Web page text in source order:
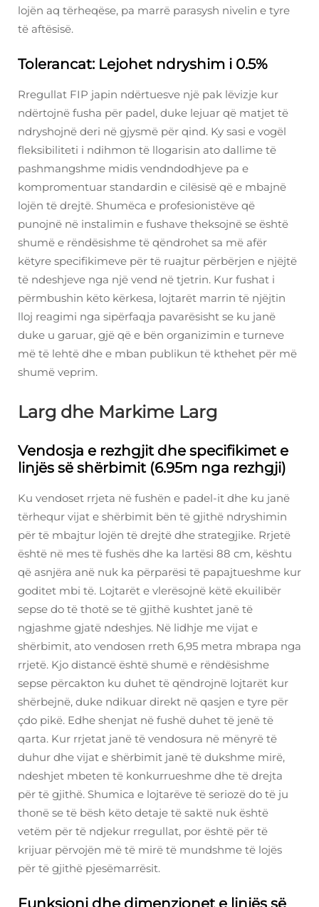
lojën aq tërheqëse, pa marrë parasysh nivelin e tyre
të aftësisë.
Tolerancat: Lejohet ndryshim i 0.5%
Rregullat FIP japin ndërtuesve një pak lëvizje kur
ndërtojnë fusha për padel, duke lejuar që matjet të
ndryshojnë deri në gjysmë për qind. Ky sasi e vogël
fleksibiliteti i ndihmon të llogarisin ato dallime të
pashmangshme midis vendndodhjeve pa e
kompromentuar standardin e cilësisë që e mbajnë
lojën të drejtë. Shumëca e profesionistëve që
punojnë në instalimin e fushave theksojnë se është
shumë e rëndësishme të qëndrohet sa më afër
këtyre specifikimeve për të ruajtur përbërjen e njëjtë
të ndeshjeve nga një vend në tjetrin. Kur fushat i
përmbushin këto kërkesa, lojtarët marrin të njëjtin
lloj reagimi nga sipërfaqja pavarësisht se ku janë
duke u garuar, gjë që e bën organizimin e turneve
më të lehtë dhe e mban publikun të kthehet për më
shumë veprim.
Larg dhe Markime Larg
Vendosja e rezhgjit dhe specifikimet e
linjës së shërbimit (6.95m nga rezhgji)
Ku vendoset rrjeta në fushën e padel-it dhe ku janë
tërhequr vijat e shërbimit bën të gjithë ndryshimin
për të mbajtur lojën të drejtë dhe strategjike. Rrjetë
është në mes të fushës dhe ka lartësi 88 cm, kështu
që asnjëra anë nuk ka përparësi të papajtueshme kur
goditet mbi të. Lojtarët e vlerësojnë këtë ekuilibër
sepse do të thotë se të gjithë kushtet janë të
ngjashme gjatë ndeshjes. Në lidhje me vijat e
shërbimit, ato vendosen rreth 6,95 metra mbrapa nga
rrjetë. Kjo distancë është shumë e rëndësishme
sepse përcakton ku duhet të qëndrojnë lojtarët kur
shërbejnë, duke ndikuar direkt në qasjen e tyre për
çdo pikë. Edhe shenjat në fushë duhet të jenë të
qarta. Kur rrjetat janë të vendosura në mënyrë të
duhur dhe vijat e shërbimit janë të dukshme mirë,
ndeshjet mbeten të konkurrueshme dhe të drejta
për të gjithë. Shumica e lojtarëve të seriozë do të ju
thonë se të bësh këto detaje të saktë nuk është
vetëm për të ndjekur rregullat, por është për të
krijuar përvojën më të mirë të mundshme të lojës
për të gjithë pjesëmarrësit.
Funksioni dhe dimenzionet e linjës së